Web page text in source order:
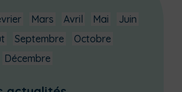
Mars Avril Mai
Juin
Septembre
Octobre
Décembre